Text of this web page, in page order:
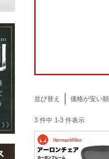
並び替え 価格が安い順
3 件中 1-3 件表示